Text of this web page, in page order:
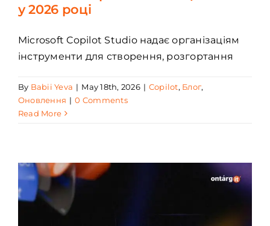
у 2026 році
Microsoft Copilot Studio надає організаціям
інструменти для створення, розгортання
By Babii Yeva | May 18th, 2026 | Copilot, Блог,
Оновлення | 0 Comments
Read More